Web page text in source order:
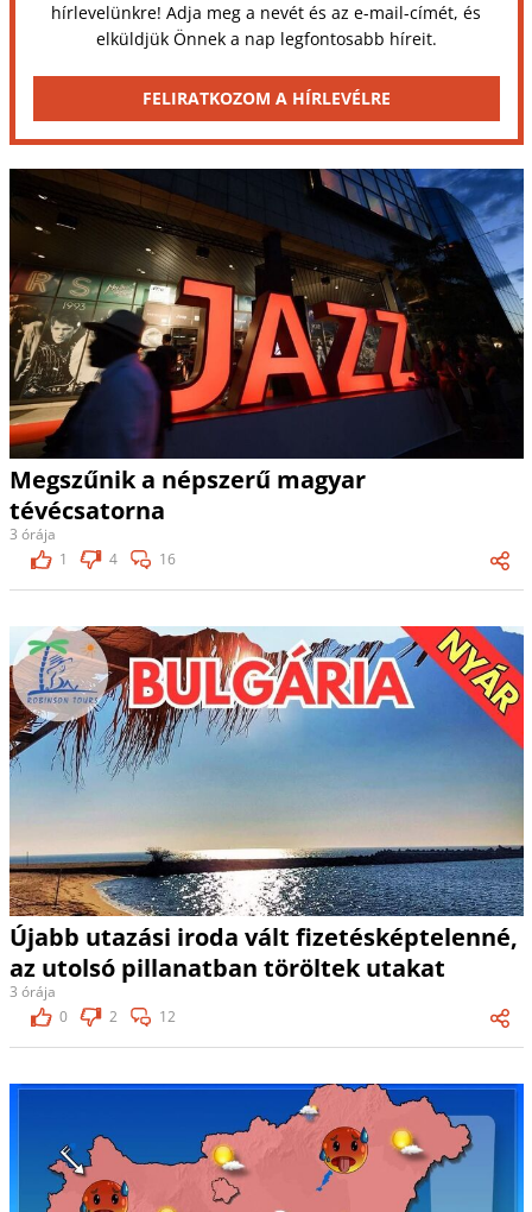
hírlevelünkre! Adja meg a nevét és az e-mail-címét, és
elküldjük Önnek a nap legfontosabb híreit.
FELIRATKOZOM A HÍRLEVÉLRE
Megszűnik a népszerű magyar
tévécsatorna
3 órája
1
4 16
Újabb utazási iroda vált fizetésképtelenné,
az utolsó pillanatban töröltek utakat
3 órája
0
2 12